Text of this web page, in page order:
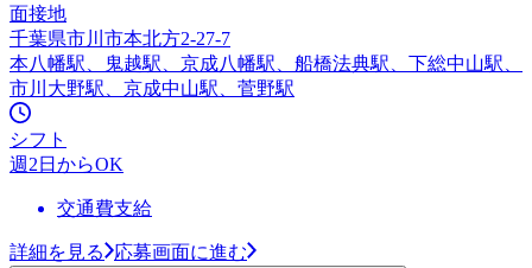
面接地
千葉県市川市本北方2-27-7
本八幡駅、鬼越駅、京成八幡駅、船橋法典駅、下総中山駅、
市川大野駅、京成中山駅、菅野駅
シフト
週2日からOK
交通費支給
詳細を見る 応募画面に進む